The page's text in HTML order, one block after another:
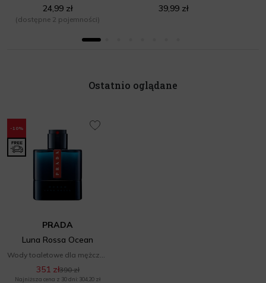
24,99 zł
(dostępne 2 pojemności)
39,99 zł
Ostatnio oglądane
-10%
PRADA
Luna Rossa Ocean
351 zł390 zł
Najniższa cena z 30 dni: 304,20 zł